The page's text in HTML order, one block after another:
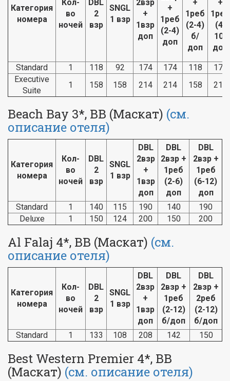
Категория
номера
Кол-
во
ночей
DBL
2
взр
SNGL
1 взр
2взр
+
1взр
доп
+
1реб
(2-4)
доп
+
1реб
(2-4)
б/
доп
+
1реб
(4-
10)
доп
Standard 1 118 92 174 174 118
174
Executive
Suite
1 158 158 214 214 158 214
Beach Bay 3*, BB (Маскат) (см.
описание отеля)
Категория
номера
Кол-
во
ночей
DBL
2
взр
SNGL
1 взр
DBL
2взр
+
1взр
доп
DBL
2взр +
1реб
(2-6)
доп
DBL
2взр +
1реб
(6-12)
доп
Standard
1 140 115 190 140
190
Deluxe
1 150 124 200 150 200
Al Falaj 4*, BB (Маскат) (см.
описание отеля)
Категория
номера
Кол-
во
ночей
DBL
2
взр
SNGL
1 взр
DBL
2взр
+
1взр
доп
DBL
2взр +
1реб
(2-12)
б/доп
DBL
2взр +
2реб
(2-12)
б/доп
Standard
1 133 108 208 142 150
Best Western Premier 4*, BB
(Маскат) (см. описание отеля)